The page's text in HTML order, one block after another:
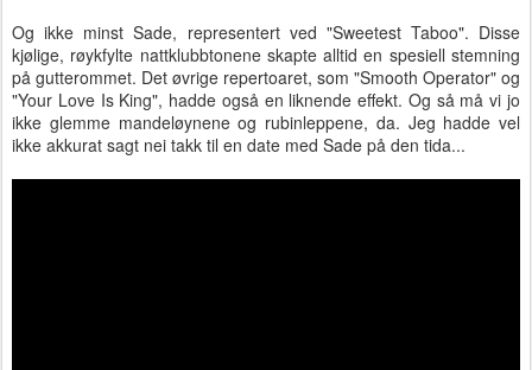
Og ikke minst Sade, representert ved "Sweetest Taboo". Disse
kjølige, røykfylte nattklubbtonene skapte alltid en spesiell stemning
på gutterommet. Det øvrige repertoaret, som "Smooth Operator" og
"Your Love Is King", hadde også en liknende effekt. Og så må vi jo
ikke glemme mandeløynene og rubinleppene, da. Jeg hadde vel
ikke akkurat sagt nei takk til en date med Sade på den tida...